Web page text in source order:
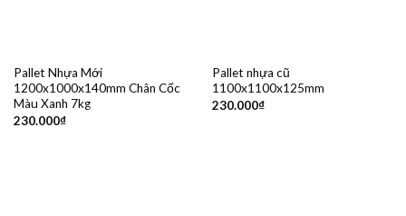
Pallet Nhựa Mới
1200x1000x140mm Chân Cốc
Màu Xanh 7kg
230.000₫
Pallet nhựa cũ
1100x1100x125mm
230.000₫